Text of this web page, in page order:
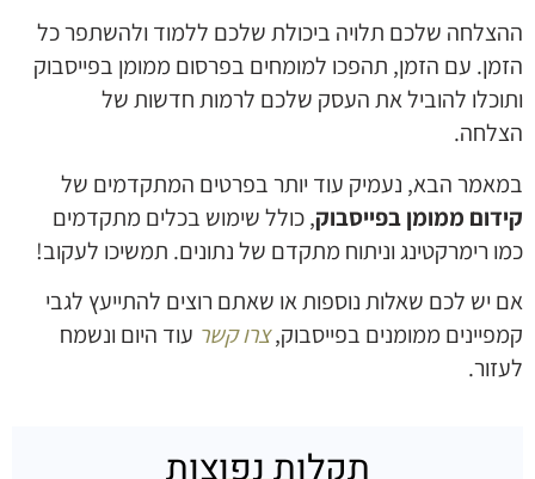
ההצלחה שלכם תלויה ביכולת שלכם ללמוד ולהשתפר כל
הזמן. עם הזמן, תהפכו למומחים בפרסום ממומן בפייסבוק
ותוכלו להוביל את העסק שלכם לרמות חדשות של
הצלחה.
במאמר הבא, נעמיק עוד יותר בפרטים המתקדמים של
קידום ממומן בפייסבוק, כולל שימוש בכלים מתקדמים
כמו רימרקטינג וניתוח מתקדם של נתונים. תמשיכו לעקוב!
אם יש לכם שאלות נוספות או שאתם רוצים להתייעץ לגבי
קמפיינים ממומנים בפייסבוק,צרו קשר עוד היום ונשמח
לעזור.